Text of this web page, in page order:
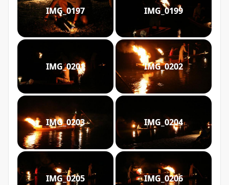
IMG_0197 IMG_0199
IMG_0201 IMG_0202
IMG_0203 IMG_0204
IMG_0205 IMG_0206